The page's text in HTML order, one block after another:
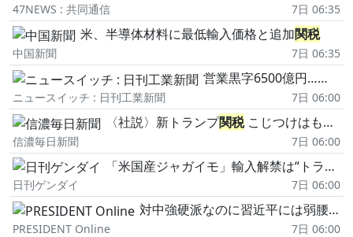
47NEWS : 共同通信 7日 06:35
米、半導体材料に最低輸入価格と追加関税
中国新聞 7日 06:35
営業黒字6500億円…ホンダの通期見通し、上方修正の理由
ニュースイッチ : 日刊工業新聞 7日 06:00
〈社説〉新トランプ関税こじつけはもう止めよ
信濃毎日新聞 7日 06:00
「米国産ジャガイモ」輸入解禁は“トランプ対策"? 恐怖の病害虫で産地壊滅&自給率低下リスク
日刊ゲンダイ 7日 06:00
対中強硬派なのに習近平には弱腰…レアアースの中国依存を断てないトランプの「バイデン回帰」という皮肉
PRESIDENT Online 7日 06:00